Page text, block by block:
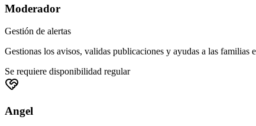
Moderador
Gestión de alertas
Gestionas los avisos, validas publicaciones y ayudas a las familias
Se requiere disponibilidad regular
Angel